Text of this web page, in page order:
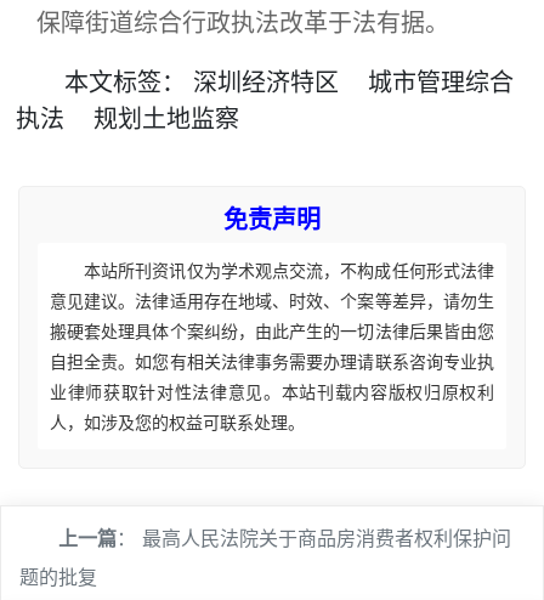
保障街道综合行政执法改革于法有据。
本文标签： 深圳经济特区
城市管理综合
执法
规划土地监察
免责声明
本站所刊资讯仅为学术观点交流，不构成任何形式法律
意见建议。法律适用存在地域、时效、个案等差异，请勿生
搬硬套处理具体个案纠纷，由此产生的一切法律后果皆由您
自担全责。如您有相关法律事务需要办理请联系咨询专业执
业律师获取针对性法律意见。本站刊载内容版权归原权利
人，如涉及您的权益可联系处理。
上一篇： 最高人民法院关于商品房消费者权利保护问
题的批复